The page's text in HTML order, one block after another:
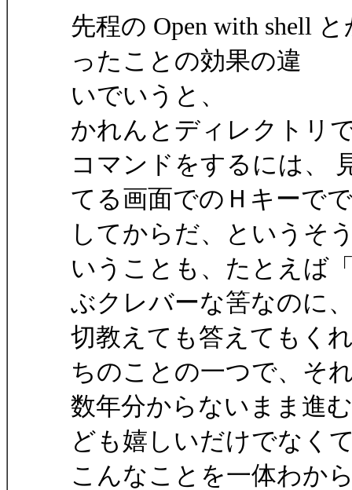
先程の Open with shell
ったことの効果の違
いでいうと、
かれんとディレクトリ
コマンドをするには、
てる画面でのＨキーで
してからだ、というそ
いうことも、たとえば
ぶクレバーな筈なのに
切教えても答えてもく
ちのことの一つで、そ
数年分からないまま進
ども嬉しいだけでなく
こんなことを一体わか